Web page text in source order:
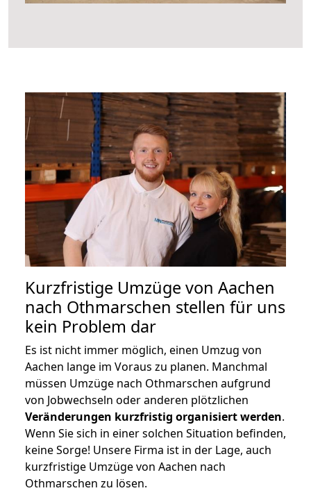
Kurzfristige Umzüge von Aachen
nach Othmarschen stellen für uns
kein Problem dar
Es ist nicht immer möglich, einen Umzug von
Aachen lange im Voraus zu planen. Manchmal
müssen Umzüge nach Othmarschen aufgrund
von Jobwechseln oder anderen plötzlichen
Veränderungen kurzfristig organisiert werden.
Wenn Sie sich in einer solchen Situation befinden,
keine Sorge! Unsere Firma ist in der Lage, auch
kurzfristige Umzüge von Aachen nach
Othmarschen zu lösen.